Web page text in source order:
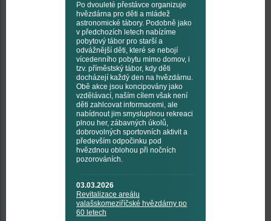
Po dvouleté přestávce organizuje
hvězdárna pro děti a mládež
astronomické tábory. Podobně jako
v předchozích letech nabízíme
pobytový tábor pro starší a
odvážnější děti, které se nebojí
vícedenního pobytu mimo domov, i
tzv. příměstský tábor, kdy děti
docházejí každý den na hvězdárnu.
Obě akce jsou koncipovány jako
vzdělávací, naším cílem však není
děti zahlcovat informacemi, ale
nabídnout jim smysluplnou rekreaci
plnou her, zábavných úkolů,
dobrovolných sportovních aktivit a
především odpočinku pod
hvězdnou oblohou při nočních
pozorováních.
03.03.2026
Revitalizace areálu
valašskomeziříčské hvězdárny po
60 letech